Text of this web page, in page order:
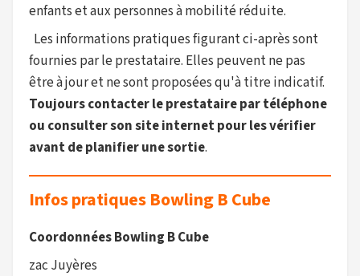
enfants et aux personnes à mobilité réduite.
Les informations pratiques figurant ci-après sont
fournies par le prestataire. Elles peuvent ne pas
être à jour et ne sont proposées qu'à titre indicatif.
Toujours contacter le prestataire par téléphone
ou consulter son site internet pour les vérifier
avant de planifier une sortie.
Infos pratiques Bowling B Cube
Coordonnées Bowling B Cube
zac Juyères